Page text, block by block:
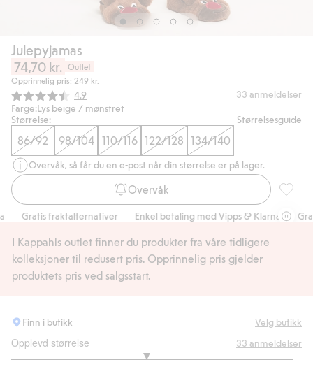
Julepyjamas
74,70 kr. Outlet
Opprinnelig pris: 249 kr.
Gjennomsnittskarakter:
4.9 33 anmeldelser
Farge:Lys beige / mønstret
Størrelse:
Størrelsesguide
86/92 98/104 110/116 122/128 134/140
Overvåk, så får du en e-post når din størrelse er på lager.
Overvåk
Gratis fraktalternativer Enkel betaling med Vipps & Klarna
I Kappahls outlet finner du produkter fra våre tidligere
kolleksjoner til redusert pris. Opprinnelig pris gjelder
produktets pris ved salgsstart.
Finn i butikk Velg butikk
Opplevd størrelse 33 anmeldelser